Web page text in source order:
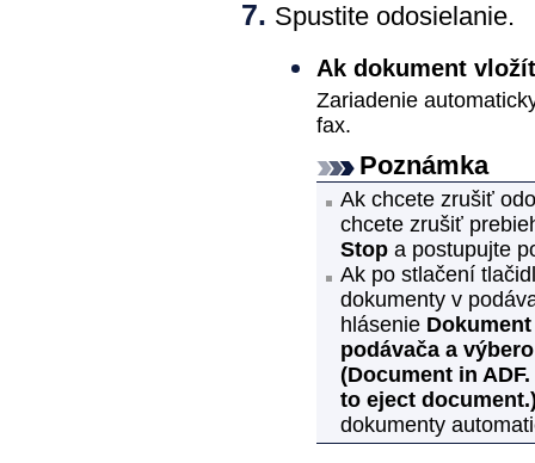
Spustite odosielanie.
Ak dokument
Zariadenie
fax.
Poznámka
Ak chcete zrušiť
chcete zrušiť
Stopa postupujte
Ak po stlačení
dokumenty v
hlásenie
podávača a
(Document in
to eject
dokumenty